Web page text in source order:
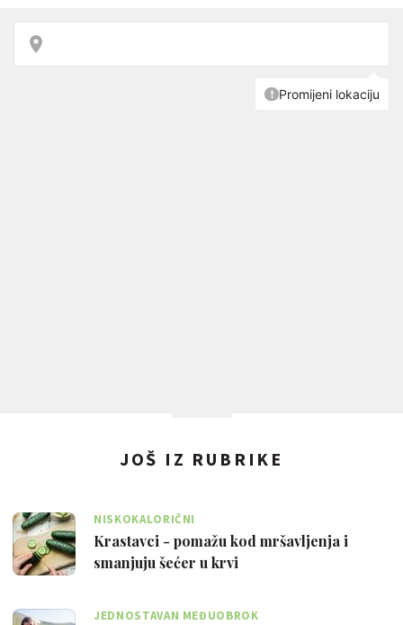
JOŠ IZ RUBRIKE
NISKOKALORIČNI
Krastavci - pomažu kod mršavljenja i
smanjuju šećer u krvi
JEDNOSTAVAN MEĐUOBROK